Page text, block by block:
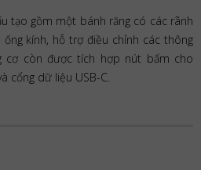
tạo gồm một bánh răng có các rãnh
kính, hỗ trợ điều chỉnh các thông
cơ còn được tích hợp nút bấm cho
cổng dữ liệu USB-C.